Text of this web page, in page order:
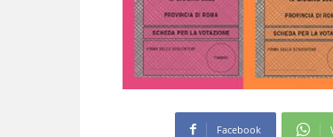
Facebook